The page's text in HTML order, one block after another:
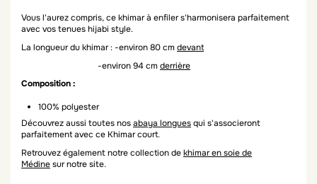
Vous l'aurez compris, ce khimar à enfiler s'harmonisera parfaitement
avec vos tenues hijabi style.
La longueur du khimar : -environ 80 cm devant
-environ 94 cm derrière
Composition :
100% polyester
Découvrez aussi toutesnosabaya longuesqui s'associeront
parfaitementavec ce Khimar court.
Retrouvez également notre collection dekhimar en soie de
Médinesur notre site.